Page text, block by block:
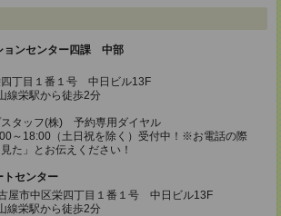
ョンセンター四課 中部
四丁目１番１号 中日ビル13F
線栄駅から徒歩2分
タッフ(株) 予約専用ダイヤル
～18:00（土日祝を除く）受付中！※お電話の際
た」とお伝えください！
トセンター
屋市中区栄四丁目１番１号 中日ビル13F
線栄駅から徒歩2分